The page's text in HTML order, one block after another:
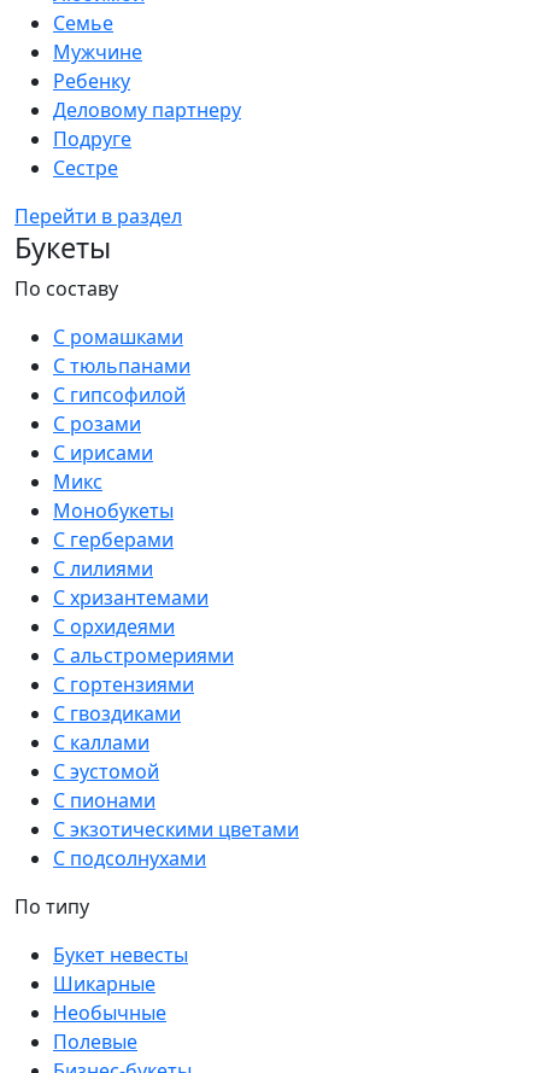
Семье
Мужчине
Ребенку
Деловому партнеру
Подруге
Сестре
Перейти в раздел
Букеты
По составу
С ромашками
С тюльпанами
С гипсофилой
С розами
С ирисами
Микс
Монобукеты
С герберами
С лилиями
С хризантемами
С орхидеями
С альстромериями
С гортензиями
С гвоздиками
С каллами
С эустомой
С пионами
С экзотическими цветами
С подсолнухами
По типу
Букет невесты
Шикарные
Необычные
Полевые